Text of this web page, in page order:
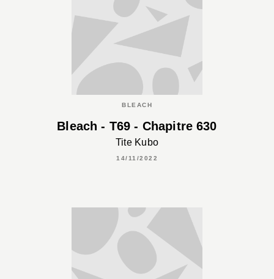
BLEACH
Bleach - T69 - Chapitre 630
Tite Kubo
14/11/2022